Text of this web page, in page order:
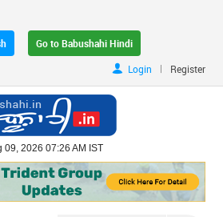
Go to Babushahi Hindi
Login
| Register
09, 2026 07:26 AM IST